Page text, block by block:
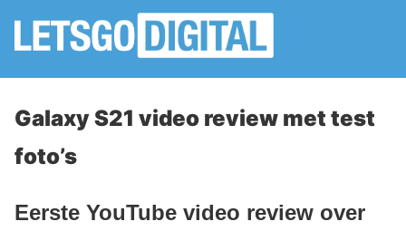
Galaxy S21 video review met test
foto’s
Eerste YouTube video review over